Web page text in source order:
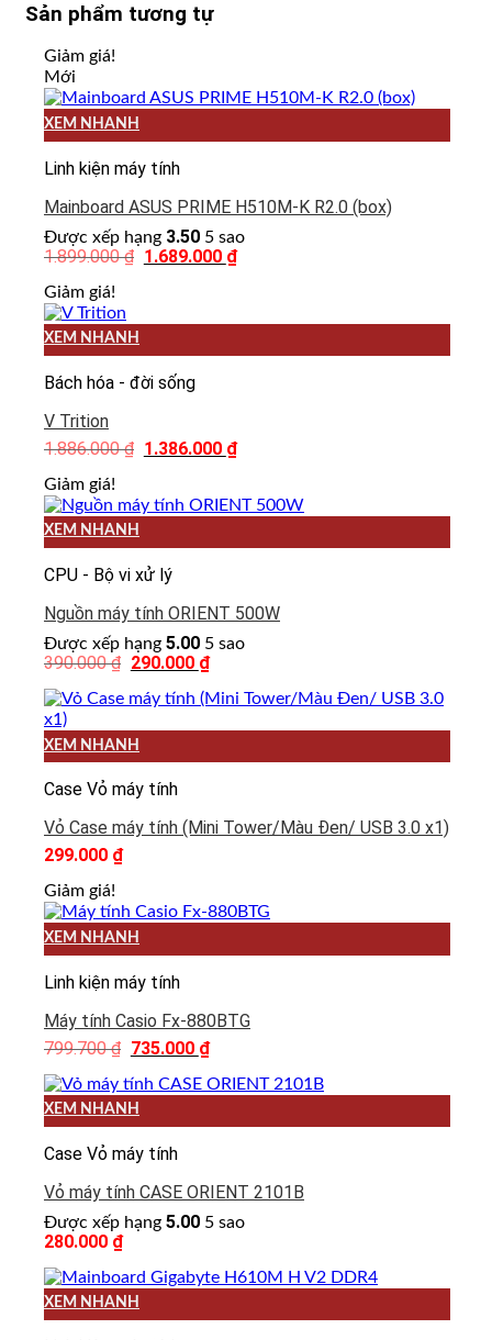
Sản phẩm tương tự
Giảm giá!
Mới
XEM NHANH
Linh kiện máy tính
Mainboard ASUS PRIME H510M-K R2.0 (box)
Được xếp hạng 3.50 5 sao
1.899.000₫
Giá
1.689.000 ₫Giá
1.689.000 ₫.
Giảm giá!
XEM NHANH
Bách hóa - đời sống
V Trition
1.886.000₫
Giá
1.886.000 ₫.
1.386.000 ₫Giá
là:
1.386.000 ₫.
Giảm giá!
XEM NHANH
CPU - Bộ vi xử lý
Nguồn máy tính ORIENT 500W
Được xếp hạng 5.00 5 sao
390.000₫
Giá
là:
290.000 ₫Giá
tại
290.000 ₫.
XEM NHANH
Case Vỏ máy tính
Vỏ Case máy tính (Mini Tower/Màu Đen/ USB 3.0 x1)
299.000 ₫
Giảm giá!
XEM NHANH
Linh kiện máy tính
Máy tính Casio Fx-880BTG
799.700₫
Giá
là:
799.700 ₫.
735.000 ₫Giá
tại
là:
XEM NHANH
Case Vỏ máy tính
Vỏ máy tính CASE ORIENT 2101B
Được xếp hạng 5.00 5 sao
280.000 ₫
XEM NHANH